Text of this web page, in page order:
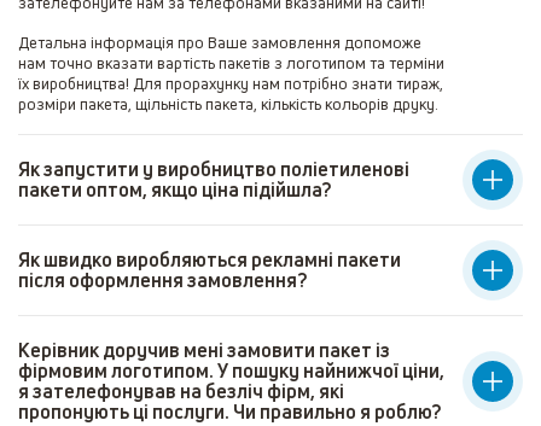
Детальна інформація про Ваше замовлення допоможе
нам точно вказати вартість пакетів з логотипом та терміни
їх виробництва! Для прорахунку нам потрібно знати тираж,
розміри пакета, щільність пакета, кількість кольорів друку.
Як запустити у виробництво поліетиленові
пакети оптом, якщо ціна підійшла?
Як швидко виробляються рекламні пакети
після оформлення замовлення?
Керівник доручив мені замовити пакет із
фірмовим логотипом. У пошуку найнижчої ціни,
я зателефонував на безліч фірм, які
пропонують ці послуги. Чи правильно я роблю?